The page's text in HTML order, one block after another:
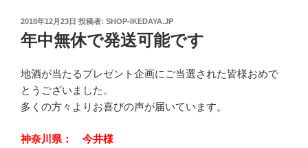
投
稿
日:
2018年12月23日 投稿者: SHOP-IKEDAYA.JP
年中無休で発送可能です
地酒が当たるプレゼント企画にご当選された皆様おめで
とうございました。
多くの方々よりお喜びの声が届いています。
神奈川県： 今井様